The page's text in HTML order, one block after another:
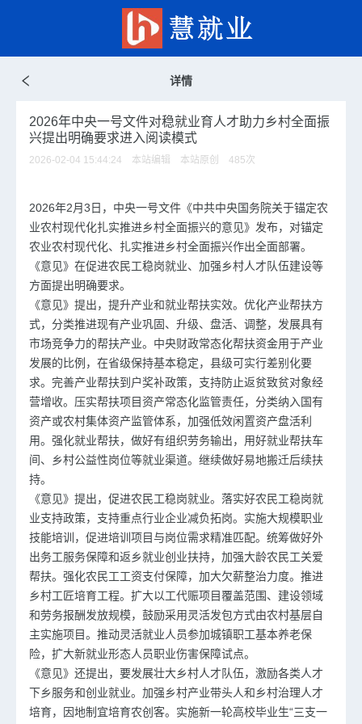
详情
2026年中央一号文件对稳就业育人才助力乡村全面振
兴提出明确要求进入阅读模式
2026-02-04 15:44:24 本站编辑 本站原创 485次
2026年2月3日，中央一号文件《中共中央国务院关于锚定农
业农村现代化扎实推进乡村全面振兴的意见》发布，对锚定
农业农村现代化、扎实推进乡村全面振兴作出全面部署。
《意见》在促进农民工稳岗就业、加强乡村人才队伍建设等
方面提出明确要求。
《意见》提出，提升产业和就业帮扶实效。优化产业帮扶方
式，分类推进现有产业巩固、升级、盘活、调整，发展具有
市场竞争力的帮扶产业。中央财政常态化帮扶资金用于产业
发展的比例，在省级保持基本稳定，县级可实行差别化要
求。完善产业帮扶到户奖补政策，支持防止返贫致贫对象经
营增收。压实帮扶项目资产常态化监管责任，分类纳入国有
资产或农村集体资产监管体系，加强低效闲置资产盘活利
用。强化就业帮扶，做好有组织劳务输出，用好就业帮扶车
间、乡村公益性岗位等就业渠道。继续做好易地搬迁后续扶
持。
《意见》提出，促进农民工稳岗就业。落实好农民工稳岗就
业支持政策，支持重点行业企业减负拓岗。实施大规模职业
技能培训，促进培训项目与岗位需求精准匹配。统筹做好外
出务工服务保障和返乡就业创业扶持，加强大龄农民工关爱
帮扶。强化农民工工资支付保障，加大欠薪整治力度。推进
乡村工匠培育工程。扩大以工代赈项目覆盖范围、建设领域
和劳务报酬发放规模，鼓励采用灵活发包方式由农村基层自
主实施项目。推动灵活就业人员参加城镇职工基本养老保
险，扩大新就业形态人员职业伤害保障试点。
《意见》还提出，要发展壮大乡村人才队伍，激励各类人才
下乡服务和创业就业。加强乡村产业带头人和乡村治理人才
培育，因地制宜培育农创客。实施新一轮高校毕业生“三支一